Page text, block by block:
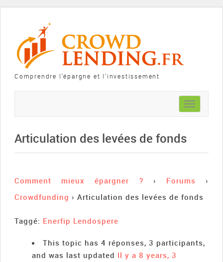
Comprendre l'épargne et l'investissement
Toggle
navigation
Articulation des levées de fonds
Comment mieux épargner ? › Forums
›
Crowdfunding › Articulation des levées de fonds
Taggé: Enerfip Lendospere
This topic has 4 réponses, 3 participants,
and was last updated Il y a 8 years, 3